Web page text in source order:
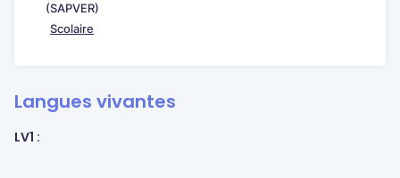
(SAPVER)
Scolaire
Langues vivantes
LV1 :